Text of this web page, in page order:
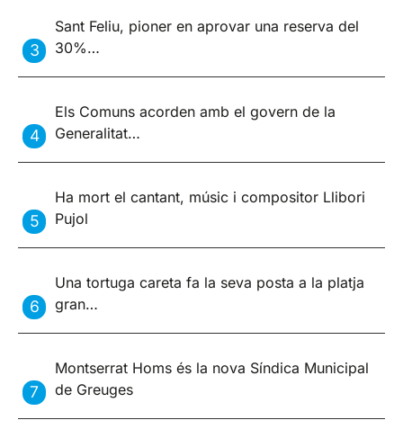
Sant Feliu, pioner en aprovar una reserva del
30%…
Els Comuns acorden amb el govern de la
Generalitat…
Ha mort el cantant, músic i compositor Llibori
Pujol
Una tortuga careta fa la seva posta a la platja
gran…
Montserrat Homs és la nova Síndica Municipal
de Greuges